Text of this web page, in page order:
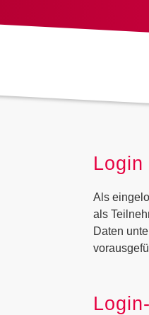
Als
als
Daten